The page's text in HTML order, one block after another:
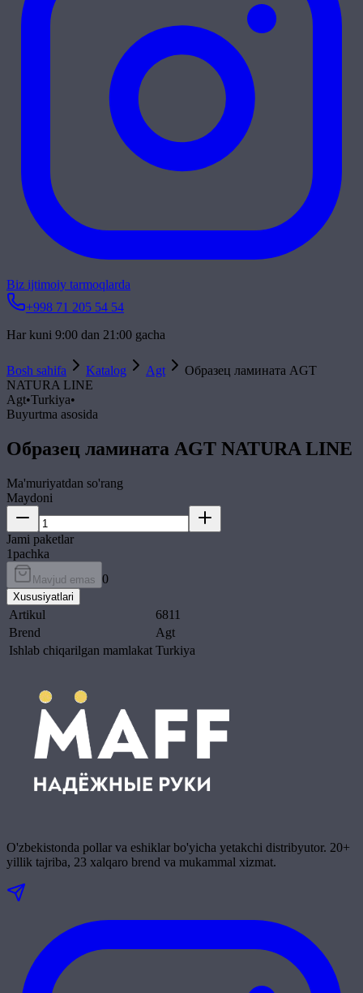
Biz ijtimoiy tarmoqlarda
+998 71 205 54 54
Har kuni 9:00 dan 21:00 gacha
Bosh sahifa Katalog Agt
Образец ламината AGT
NATURA LINE
Agt•Turkiya•
Buyurtma asosida
Образец ламината AGT NATURA LINE
Ma'muriyatdan so'rang
Maydoni
Jami paketlar
1pachka
Mavjud emas 0
Xususiyatlari
Artikul
6811
Brend
Agt
Ishlab chiqarilgan mamlakat Turkiya
O'zbekistonda pollar va eshiklar bo'yicha yetakchi distribyutor. 20+
yillik tajriba, 23 xalqaro brend va mukammal xizmat.